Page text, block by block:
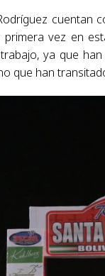
cuentan
vez en
ya que
que han